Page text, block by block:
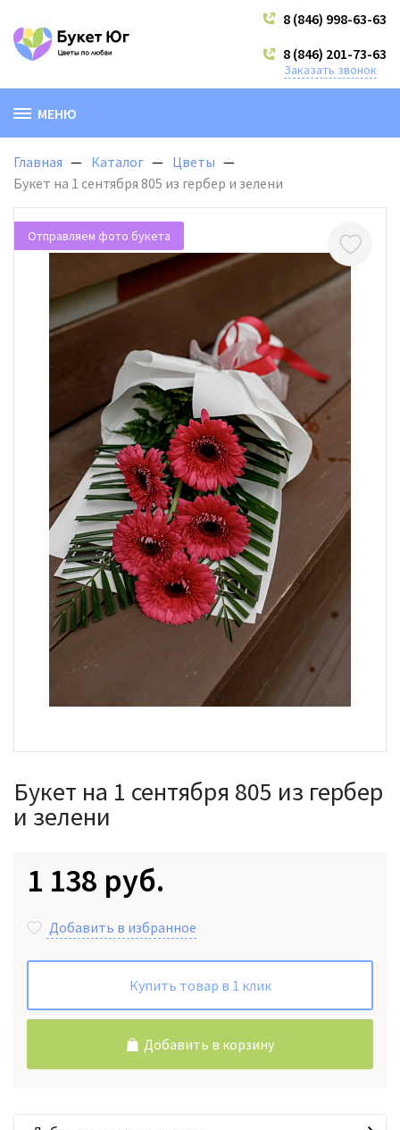
8 (846) 998-63-63
8 (846) 201-73-63
Заказать звонок
МЕНЮ
Главная Каталог
Цветы
Букет на 1 сентября 805 из гербер и зелени
Отправляем фото букета
Букет на 1 сентября 805 из гербер
и зелени
1 138 руб.
Добавить в избранное
Купить товар в 1 клик
Добавить в корзину